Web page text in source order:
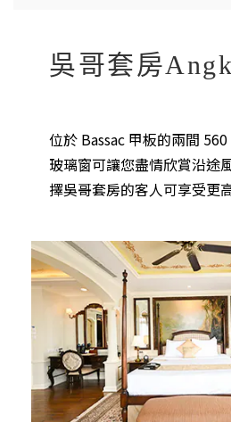
吳哥套房
位於 Bassac 甲板的兩間
玻璃窗可讓您盡情欣賞沿途
擇吳哥套房的客人可享受更